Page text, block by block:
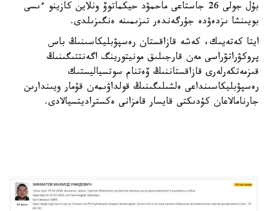
بۇل جولى 26 جاستاعى ماحمۋد حيكماتوۆ ونلاين كازينو ءىسى
بويىنشا ىزدەۋدە جۇرگەندەر تىزىمىنە ەنگىزىلدى.
ايتا كەتەيىك، كەشە قازاقستان رەسپۋبليكاسىنىڭ باس
پروكۋراتۋراسى مەن قارجىلىق مونيتورينگ اگەنتتىگىنىڭ
قىزمەتكەرلەرى قازاقستاننىڭ ۆەتنام سوتسياليستىك
رەسپۋبليكاسىنداعى ەلشىلىگىنىڭ قولداۋىمەن قۇمار ويىندارىن
جارنامالاعان كۇدىكتى قايسار قامزانى ەكستراديتسيالادى.